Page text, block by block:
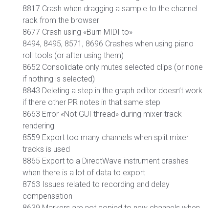
8817 Crash when dragging a sample to the channel
rack from the browser
8677 Crash using «Burn MIDI to»
8494, 8495, 8571, 8696 Crashes when using piano
roll tools (or after using them)
8652 Consolidate only mutes selected clips (or none
if nothing is selected)
8843 Deleting a step in the graph editor doesn’t work
if there other PR notes in that same step
8663 Error «Not GUI thread» during mixer track
rendering
8559 Export too many channels when split mixer
tracks is used
8865 Export to a DirectWave instrument crashes
when there is a lot of data to export
8763 Issues related to recording and delay
compensation